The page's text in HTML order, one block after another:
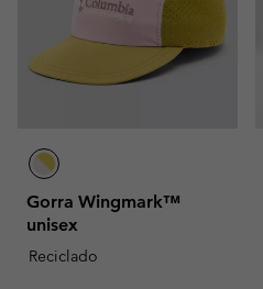
Gorra Wingmark™
unisex
Reciclado